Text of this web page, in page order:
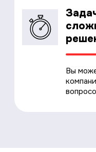
Вы